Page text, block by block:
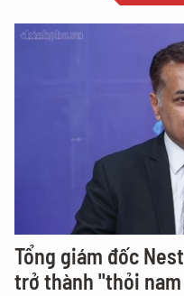
Tổng giám đốc
trở thành "thỏi